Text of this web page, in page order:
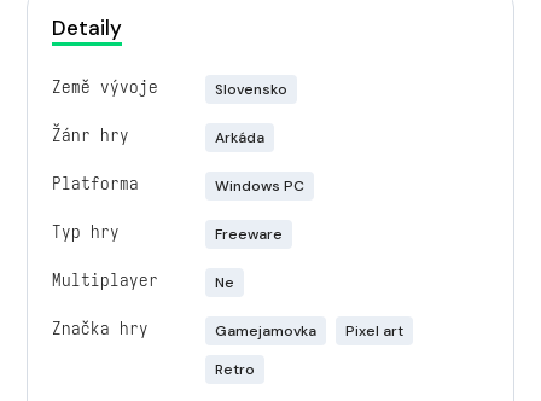
Detaily
Země vývoje Slovensko
Žánr hry Arkáda
Platforma Windows PC
Typ hry Freeware
Multiplayer Ne
Značka hry Gamejamovka
Pixel art
Retro